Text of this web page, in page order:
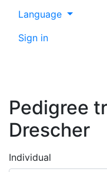
Language
Sign in
Pedigree
Drescher
Individual